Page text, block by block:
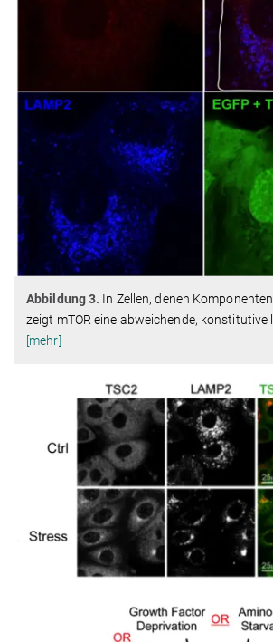
Abbildung 3. In Zellen, denen
zeigt mTOR eine abweichende, konstitutive
[mehr]